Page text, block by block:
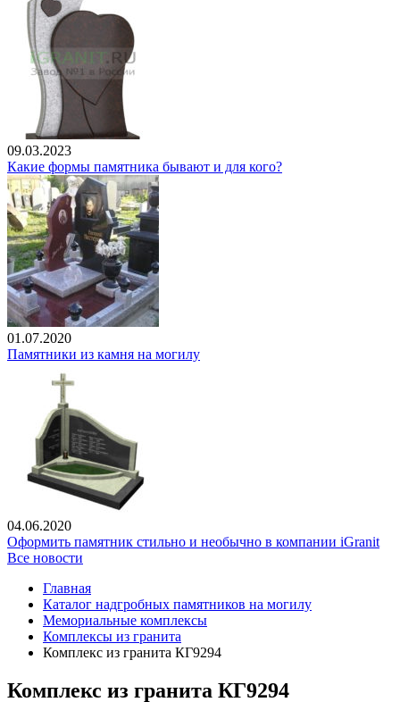
09.03.2023
Какие формы памятника бывают и для кого?
01.07.2020
Памятники из камня на могилу
04.06.2020
Оформить памятник стильно и необычно в компании iGranit
Все новости
Главная
Каталог надгробных памятников на могилу
Мемориальные комплексы
Комплексы из гранита
Комплекс из гранита КГ9294
Комплекс из гранита КГ9294